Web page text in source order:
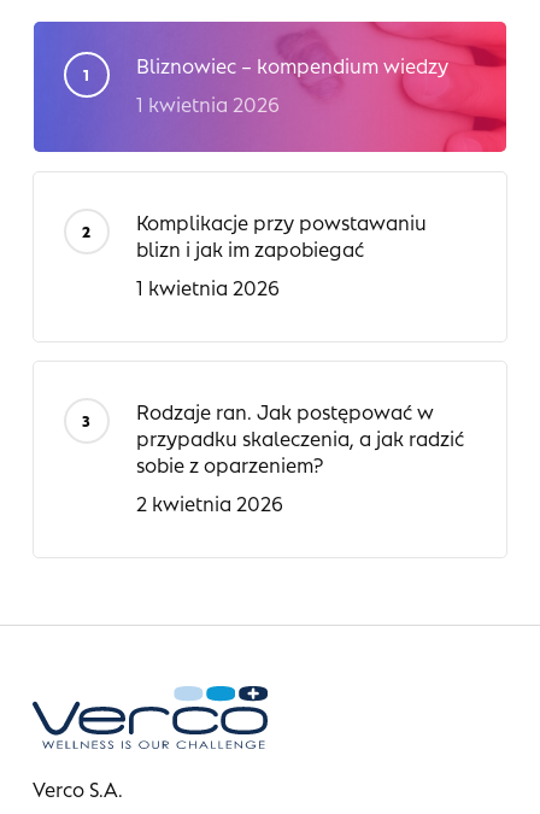
Bliznowiec – kompendium wiedzy
1 kwietnia 2026
Komplikacje przy powstawaniu
blizn i jak im zapobiegać
1 kwietnia 2026
Rodzaje ran. Jak postępować w
przypadku skaleczenia, a jak radzić
sobie z oparzeniem?
2 kwietnia 2026
Verco S.A.